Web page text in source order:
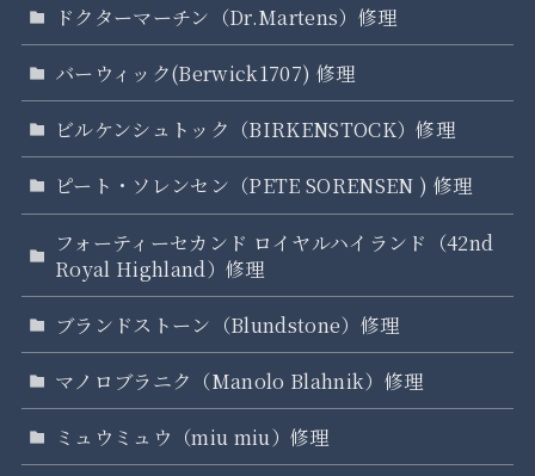
ドクターマーチン（Dr.Martens）修理
バーウィック(Berwick1707) 修理
ビルケンシュトック（BIRKENSTOCK）修理
ピート・ソレンセン（PETE SORENSEN ) 修理
フォーティーセカンド ロイヤルハイランド（42nd
Royal Highland）修理
ブランドストーン（Blundstone）修理
マノロブラニク（Manolo Blahnik）修理
ミュウミュウ（miu miu）修理